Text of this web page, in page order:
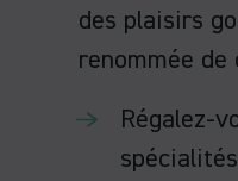
des plaisirs
renommée
Régalez-